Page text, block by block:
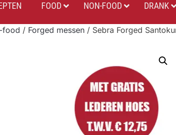
FOOD NON-FOOD DRANK
food / Forged messen / Sebra Forged